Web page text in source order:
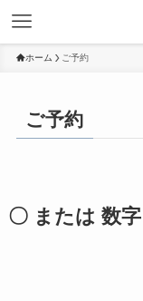
ホーム ご予約
ご予約
〇 または 数